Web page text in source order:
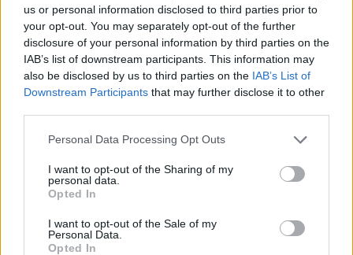
us or personal information disclosed to third parties prior to
your opt-out. You may separately opt-out of the further
disclosure of your personal information by third parties on the
IAB’s list of downstream participants. This information may
also be disclosed by us to third parties on the IAB’s List of
Downstream Participants that may further disclose it to other
Please note that this website/app uses one or more Google
not limited to your visit or usage behaviour. You may click to
grant or deny consent to Google and its third-party tags to
use your data for below specified purposes in below Google
consent section.
Personal Data Processing Opt Outs
I want to opt-out of the Sharing of my
personal data.
Opted In
I want to opt-out of the Sale of my
Personal Data.
Opted In
Ποντοκώμης.
Τα Γυμνάσια:2ο ,4ο,6ο,Καλλιτεχνικό Γυμνάσιο
Κοζάνης και το Γυμνάσιο Ξηρολίμνης.
16.Η οικογένεια της Ελευθερίας Παπακώστα
γεύμα στην μνήμη του αδερφού της Ιωάννη.